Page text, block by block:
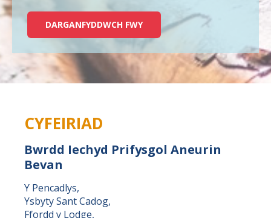
DARGANFYDDWCH FWY
CYFEIRIAD
Bwrdd Iechyd Prifysgol Aneurin
Bevan
Y Pencadlys,
Ysbyty Sant Cadog,
Ffordd y Lodge,